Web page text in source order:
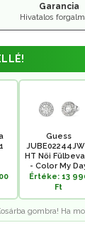
Garancia
Hivatalos
Guess
HT Női
- Color My
Értéke: 13
Ft
gombra! Ha